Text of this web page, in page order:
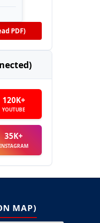
PDF)
120K+
YOUTUBE
35K+
MAP)